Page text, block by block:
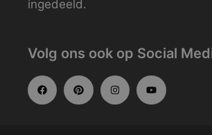
ingedeeld.
Volg ons ook op Social